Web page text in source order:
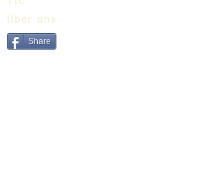
Über uns
Share